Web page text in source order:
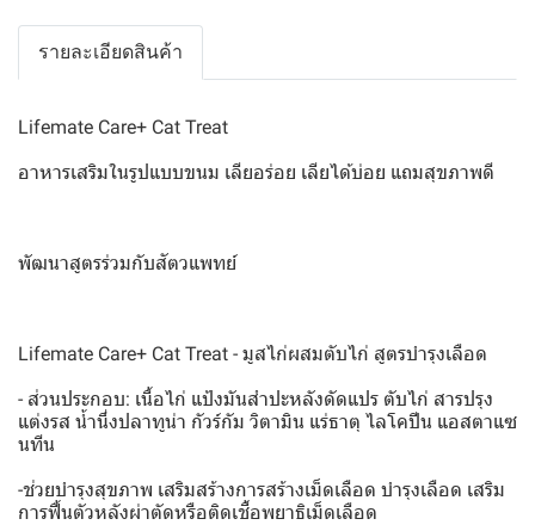
รายละเอียดสินค้า
Lifemate Care+ Cat Treat
อาหารเสริมในรูปแบบขนม เลียอร่อย เลียได้บ่อย แถมสุขภาพดี
พัฒนาสูตรร่วมกับสัตวแพทย์
Lifemate Care+ Cat Treat - มูสไก่ผสมตับไก่ สูตรบำรุงเลือด
- ส่วนประกอบ: เนื้อไก่ แป้งมันสำปะหลังดัดแปร ตับไก่ สารปรุง
แต่งรส น้ำนึ่งปลาทูน่า กัวร์กัม วิตามิน แร่ธาตุ ไลโคปีน แอสตาแซ
นทีน
-ช่วยบำรุงสุขภาพ เสริมสร้างการสร้างเม็ดเลือด บำรุงเลือด เสริม
การฟื้นตัวหลังผ่าตัดหรือติดเชื้อพยาธิเม็ดเลือด